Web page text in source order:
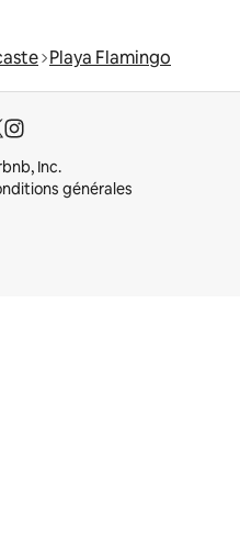
Playa Flamingo
Inc.
générales